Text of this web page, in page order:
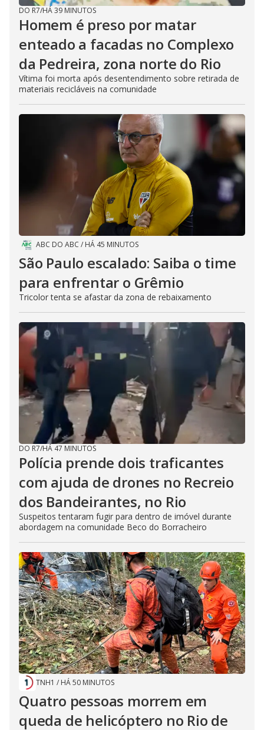
DO R7/HÁ 39 MINUTOS
Homem é preso por matar
enteado a facadas no Complexo
da Pedreira, zona norte do Rio
Vítima foi morta após desentendimento sobre retirada de
materiais recicláveis na comunidade
ABC DO ABC / HÁ 45 MINUTOS
São Paulo escalado: Saiba o time
para enfrentar o Grêmio
Tricolor tenta se afastar da zona de rebaixamento
DO R7/HÁ 47 MINUTOS
Polícia prende dois traficantes
com ajuda de drones no Recreio
dos Bandeirantes, no Rio
Suspeitos tentaram fugir para dentro de imóvel durante
abordagem na comunidade Beco do Borracheiro
TNH1 / HÁ 50 MINUTOS
Quatro pessoas morrem em
queda de helicóptero no Rio de